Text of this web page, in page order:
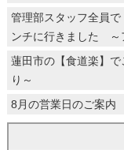
管理部スタッフ全員
ンチに行きました ～
蓮田市の【食道楽】
り～
8月の営業日のご案内